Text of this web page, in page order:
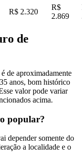
R$ 2.320
R$
2.869
de
de aproximadamente
anos, bom histórico
valor pode variar
acima.
popular?
depender somente do
a localidade e o